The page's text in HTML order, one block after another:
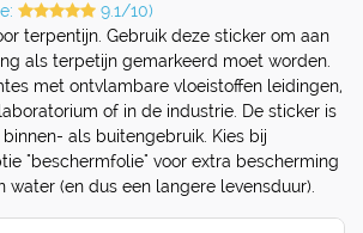
9.1/10)
terpentijn. Gebruik deze sticker om aan
als terpetijn gemarkeerd moet worden.
met ontvlambare vloeistoffen leidingen,
of in de industrie. De sticker is
als buitengebruik. Kies bij
"beschermfolie" voor extra bescherming
water (en dus een langere levensduur).